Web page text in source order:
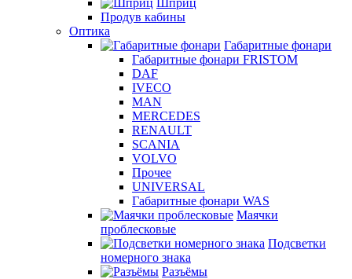
Шприц
Продув кабины
Оптика
Габаритные фонари
Габаритные фонари FRISTOM
DAF
IVECO
MAN
MERCEDES
RENAULT
SCANIA
VOLVO
Прочее
UNIVERSAL
Габаритные фонари WAS
Маячки
проблесковые
Подсветки
номерного знака
Разъёмы